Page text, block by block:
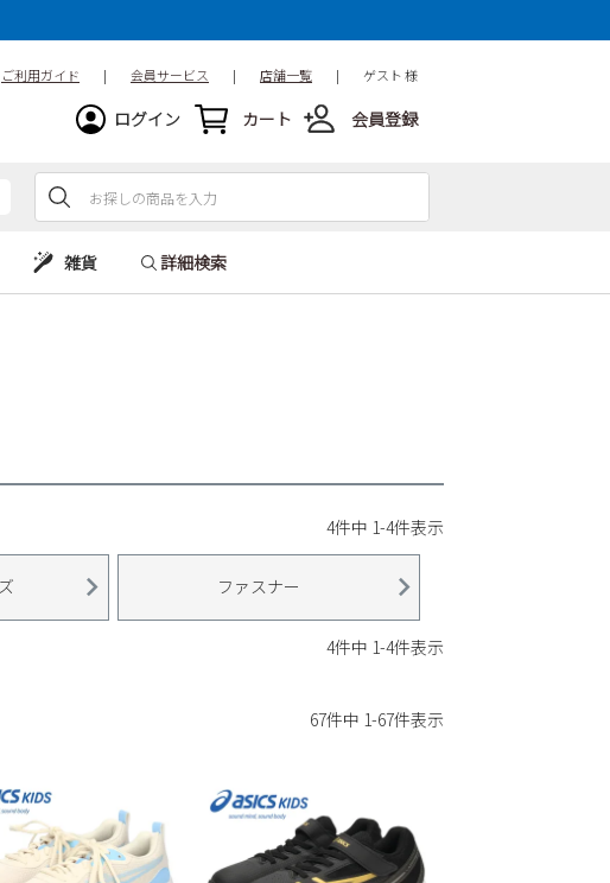
ご利用ガイド | 会員サービス | 店舗一覧 | ゲスト 様
ログイン カート 会員登録
雑貨 詳細検索
4件中 1-4件表示
ファスナー
4件中 1-4件表示
67件中 1-67件表示